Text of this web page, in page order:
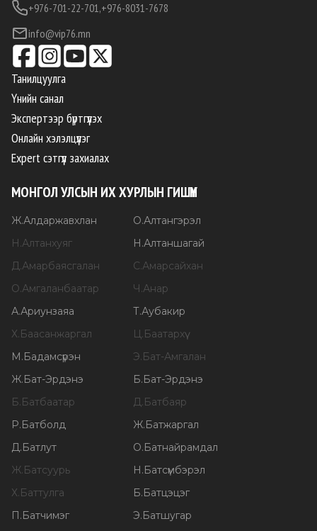
+976-701-22-701,+976-8031-7678
info@vip76.mn
Танилцуулга
Үнийн санал
Экспертээр бүртгүүлэх
Онлайн хэлэлцүүлэг
Expert сэтгүүл захиалах
МОНГОЛ УЛСЫН ИХ ХУРЛЫН ГИШҮҮН
Ж.Алдаржавхлан О.Алтангэрэл
Н.Алтанхуяг Н.Алтаншагай
Д.Амарбаясгалан С.Амарсайхан
О.Амгаланбаатар Ч.Анар
А.Ариунзаяа Т.Аубакир
Х.Баасанжаргал Ц.Баатархүү
М.Бадамсүрэн Э.Бат-Амгалан
Ж.Бат-Эрдэнэ Б.Бат-Эрдэнэ
Б.Батбаатар Д.Батбаяр
Р.Батболд Ж.Батжаргал
Д.Батлут О.Батнайрамдал
Ж.Батсуурь Н.Батсүмбэрэл
Х.Баттулга Б.Батцэцэг
П.Батчимэг Э.Батшугар